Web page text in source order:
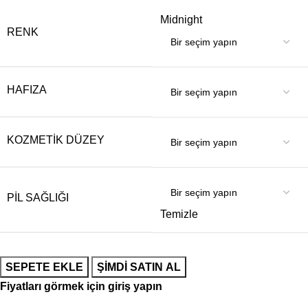
RENK
Midnight
HAFIZA
KOZMETIK DÜZEY
PIL SAĞLIĞI
Temizle
SEPETE EKLE
ŞIMDI SATIN AL
Fiyatları görmek için giriş yapın